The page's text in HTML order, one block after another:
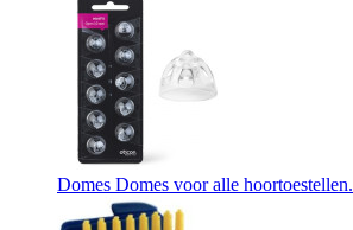
Domes Domes voor alle hoortoestellen.